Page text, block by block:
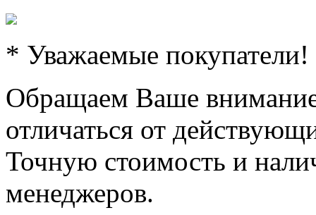
* Уважаемые покупатели!
Обращаем Ваше
отличаться от
Точную стоимость и
менеджеров.